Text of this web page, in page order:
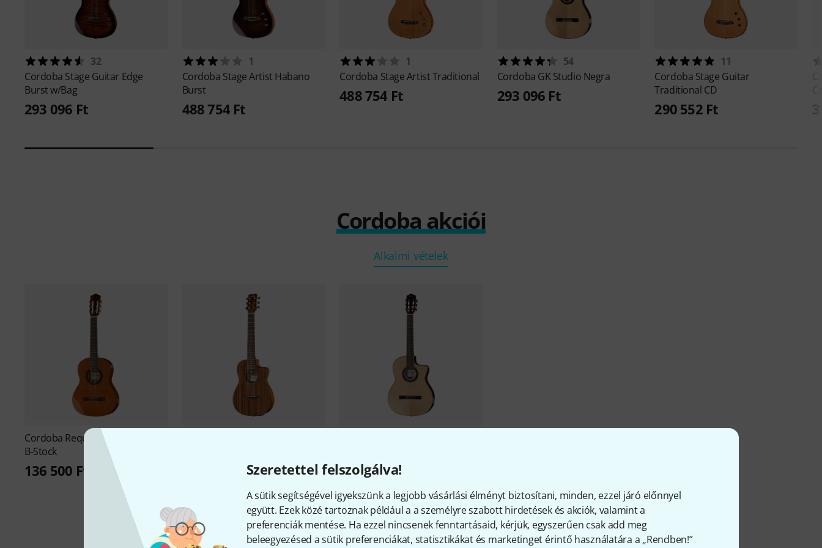
Szeretettel felszolgálva!
A sütik segítségével igyekszünk a legjobb vásárlási élményt biztosítani, minden, ezzel járó előnnyel
együtt. Ezek közé tartoznak például a a személyre szabott hirdetések és akciók, valamint a
preferenciák mentése. Ha ezzel nincsenek fenntartásaid, kérjük, egyszerűen csak add meg
beleegyezésed a sütik preferenciákat, statisztikákat és marketinget érintő használatára a „Rendben!”
32
Cordoba Stage Guitar Edge
Burst w/Bag
293 096 Ft
1
Cordoba Stage Artist Habano
Burst
488 754 Ft
1
Cordoba Stage Artist Traditional
488 754 Ft
54
Cordoba GK Studio Negra
293 096 Ft
11
Cordoba Stage Guitar
Traditional CD
290 552 Ft
Cordoba akciói
Alkalmi vételek
Cordoba Requinto 1/2 Classical
B-Stock
136 500 Ft 307 183 Ft